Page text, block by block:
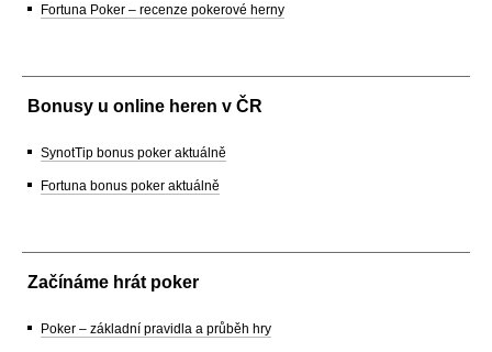
Fortuna Poker – recenze pokerové herny
Bonusy u online heren v ČR
SynotTip bonus poker aktuálně
Fortuna bonus poker aktuálně
Začínáme hrát poker
Poker – základní pravidla a průběh hry